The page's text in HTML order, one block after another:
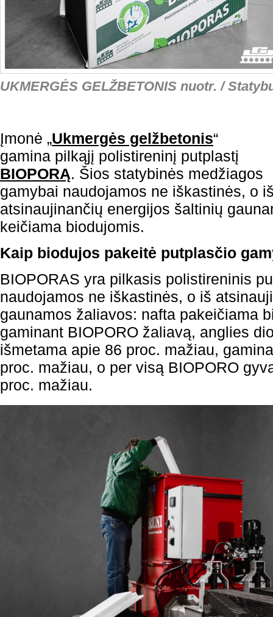
UKMERGĖS GELŽBETONIS nuotr. /
Įmonė „Ukmergės gelžbetonis“
gamina pilkąjį polistireninį putplastį
BIOPORĄ. Šios statybinės medžiagos
gamybai naudojamos ne iškastinės, o
atsinaujinančių energijos šaltinių
keičiama biodujomis.
Kaip biodujos pakeitė putplasčio
BIOPORAS yra pilkasis polistireninis
naudojamos ne iškastinės, o iš
gaunamos žaliavos: nafta pakeičiama
gaminant BIOPORO žaliavą, anglies
išmetama apie 86 proc. mažiau,
proc. mažiau, o per visą BIOPORO
proc. mažiau.